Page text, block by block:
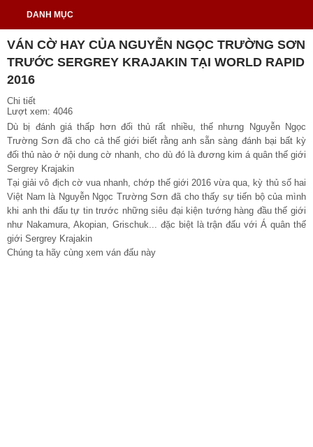
DANH MỤC
VÁN CỜ HAY CỦA NGUYỄN NGỌC TRƯỜNG SƠN
TRƯỚC SERGREY KRAJAKIN TẠI WORLD RAPID
2016
Chi tiết
Lượt xem: 4046
Dù bị đánh giá thấp hơn đối thủ rất nhiều, thế nhưng Nguyễn Ngọc
Trường Sơn đã cho cả thế giới biết rằng anh sẵn sàng đánh bại bất kỳ
đối thủ nào ở nội dung cờ nhanh, cho dù đó là đương kim á quân thế giới
Sergrey Krajakin
Tại giải vô địch cờ vua nhanh, chớp thế giới 2016 vừa qua, kỳ thủ số hai
Việt Nam là Nguyễn Ngọc Trường Sơn đã cho thấy sự tiến bộ của mình
khi anh thi đấu tự tin trước những siêu đại kiện tướng hàng đầu thế giới
như Nakamura, Akopian, Grischuk... đặc biệt là trận đấu với Á quân thế
giới Sergrey Krajakin
Chúng ta hãy cùng xem ván đấu này